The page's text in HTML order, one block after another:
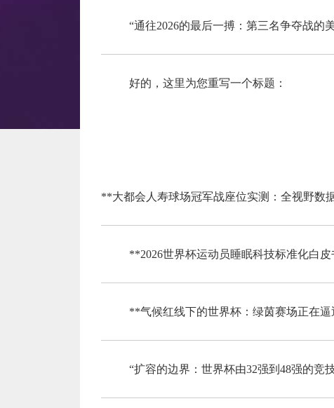
“通往2026的最后一搏：第三名争夺战的
好的，这里为您重写一个标题：
**大都会人寿球场冠军战座位实测：全视野数
**2026世界杯运动员睡眠科技标准化白
**气候红线下的世界杯：绿茵赛场正在
“扩容的边界：世界杯由32强到48强的竞